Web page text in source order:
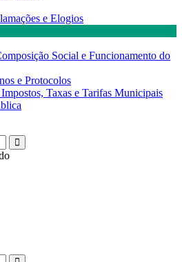
e Elogios
Social e Funcionamento do
e Protocolos
Taxas e Tarifas Municipais